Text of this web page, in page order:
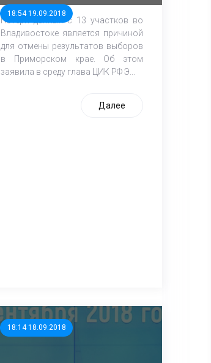
18:54 19.09.2018
Потеря данных с 13 участков во
Владивостоке является причиной
для отмены результатов выборов
в Приморском крае. Об этом
заявила в среду глава ЦИК РФ Э...
Далее
18:14 18.09.2018